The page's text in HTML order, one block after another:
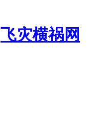
飞灾横祸网